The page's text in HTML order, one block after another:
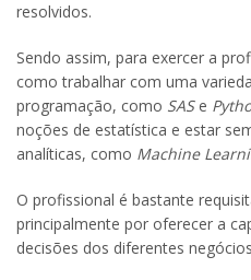
resolvidos.
Sendo assim, para exercer a
como trabalhar com uma
programação, como SASe
noções de estatística e estar
analíticas, como Machine
O profissional é bastante
principalmente por oferecer a
decisões dos diferentes